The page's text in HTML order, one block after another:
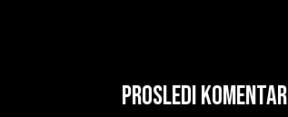
Prosledi komentar